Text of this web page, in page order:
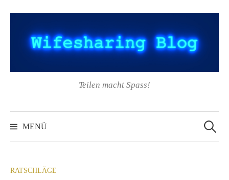
Inhalt
Teilen macht Spass!
MENÜ
nach:
RATSCHLÄGE